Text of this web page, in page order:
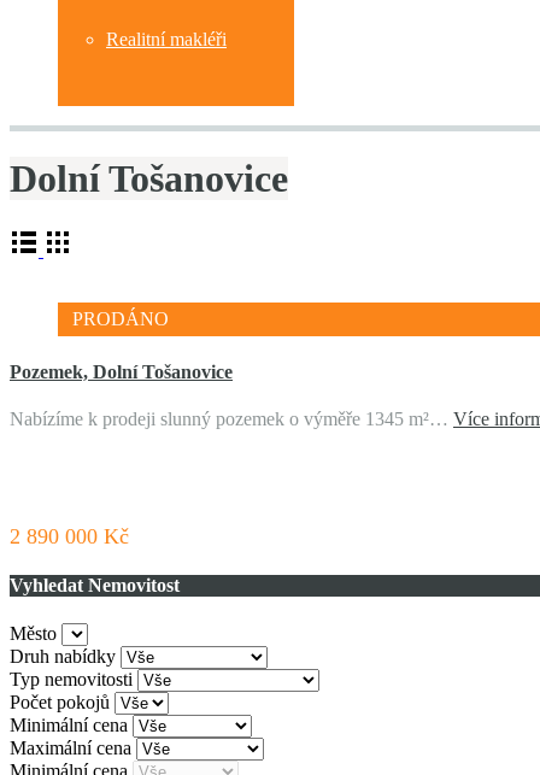
Realitní makléři
Dolní Tošanovice
PRODÁNO
Pozemek, Dolní Tošanovice
Nabízíme k prodeji slunný pozemek o výměře 1345 m²… Více
2 890 000 Kč
Vyhledat Nemovitost
Město
Druh nabídky
Typ nemovitosti
Počet pokojů
Minimální cena
Maximální cena
Minimální cena